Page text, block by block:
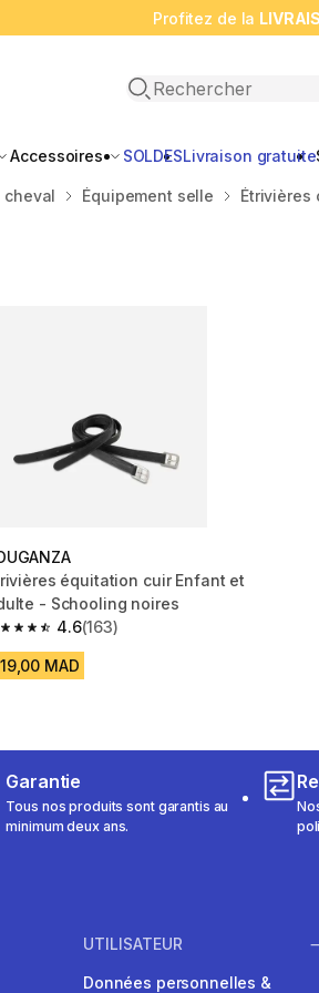
Profitez de la
Open search
Accessoires SOLDESLivraison gratuite
cheval Équipement selle Étrivières
équitation cuir Enfant et
- Schooling noires
4.6
out of 5 stars from 163 reviews
(163)
MAD
Garantie
Tous nos produits sont garantis au
minimum deux ans.
UTILISATEUR
Données personnelles &